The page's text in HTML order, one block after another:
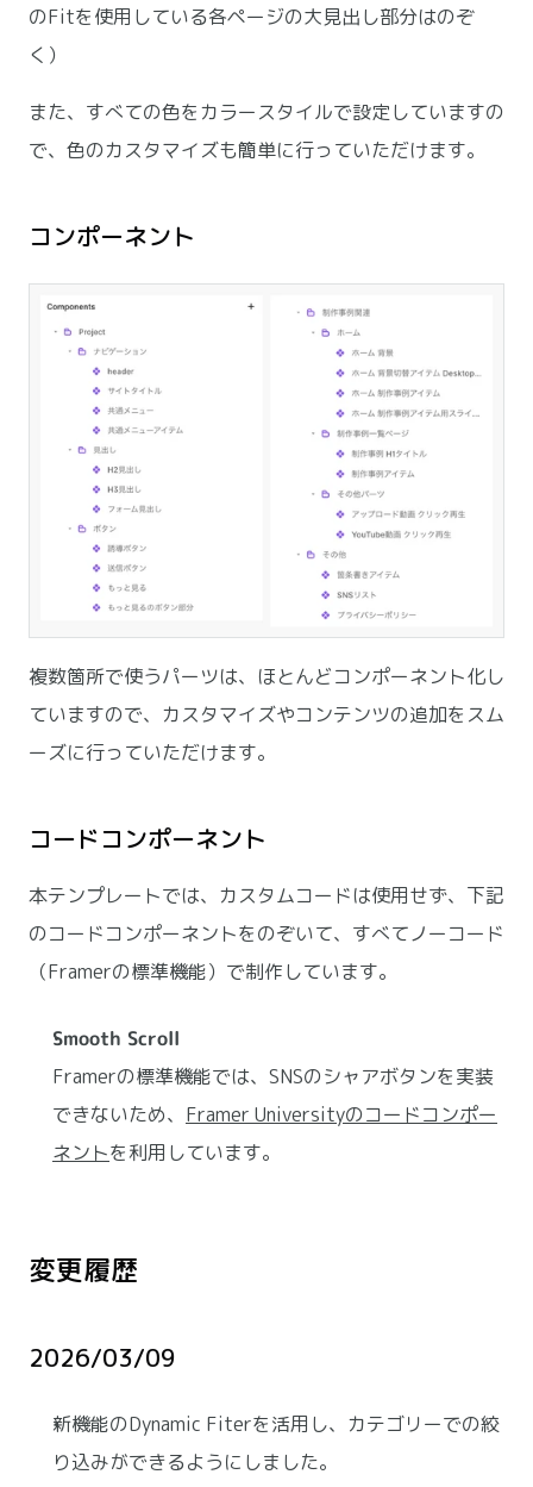
のFitを使用している各ページの大見出し部分はのぞ
く）
また、すべての色をカラースタイルで設定していますの
で、色のカスタマイズも簡単に行っていただけます。
コンポーネント
複数箇所で使うパーツは、ほとんどコンポーネント化し
ていますので、カスタマイズやコンテンツの追加をスム
ーズに行っていただけます。
コードコンポーネント
本テンプレートでは、カスタムコードは使用せず、下記
のコードコンポーネントをのぞいて、すべてノーコード
（Framerの標準機能）で制作しています。
Smooth Scroll
Framerの標準機能では、SNSのシャアボタンを実装
できないため、 Framer Universityのコードコンポー
ネントを利用しています。
変更履歴
2026/03/09
新機能のDynamic Fiterを活用し、カテゴリーでの絞
り込みができるようにしました。